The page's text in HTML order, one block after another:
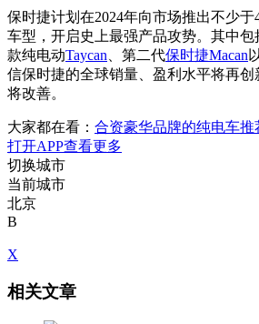
保时捷计划在2024年向市场推出不少
车型，开启史上最强产品攻势。其中包
款纯电动Taycan 、第二代保时捷Macan
信保时捷的全球销量、盈利水平将再
将改善。
大家都在看： 合资豪华品牌的纯电车推
打开APP查看更多
切换城市
当前城市
北京
B
X
相关文章